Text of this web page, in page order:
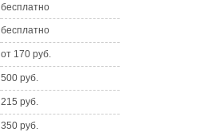
бесплатно
бесплатно
от 170 руб.
500 руб.
215 руб.
350 руб.